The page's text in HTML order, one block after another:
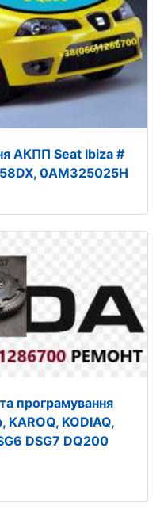
АКПП Seat Ibiza #
0AM325025H
програмування
KODIAQ,
DSG7 DQ200